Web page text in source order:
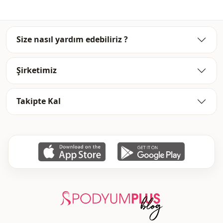
Detay Kemerli
Size nasıl yardım edebiliriz ?
Şirketimiz
Takipte Kal